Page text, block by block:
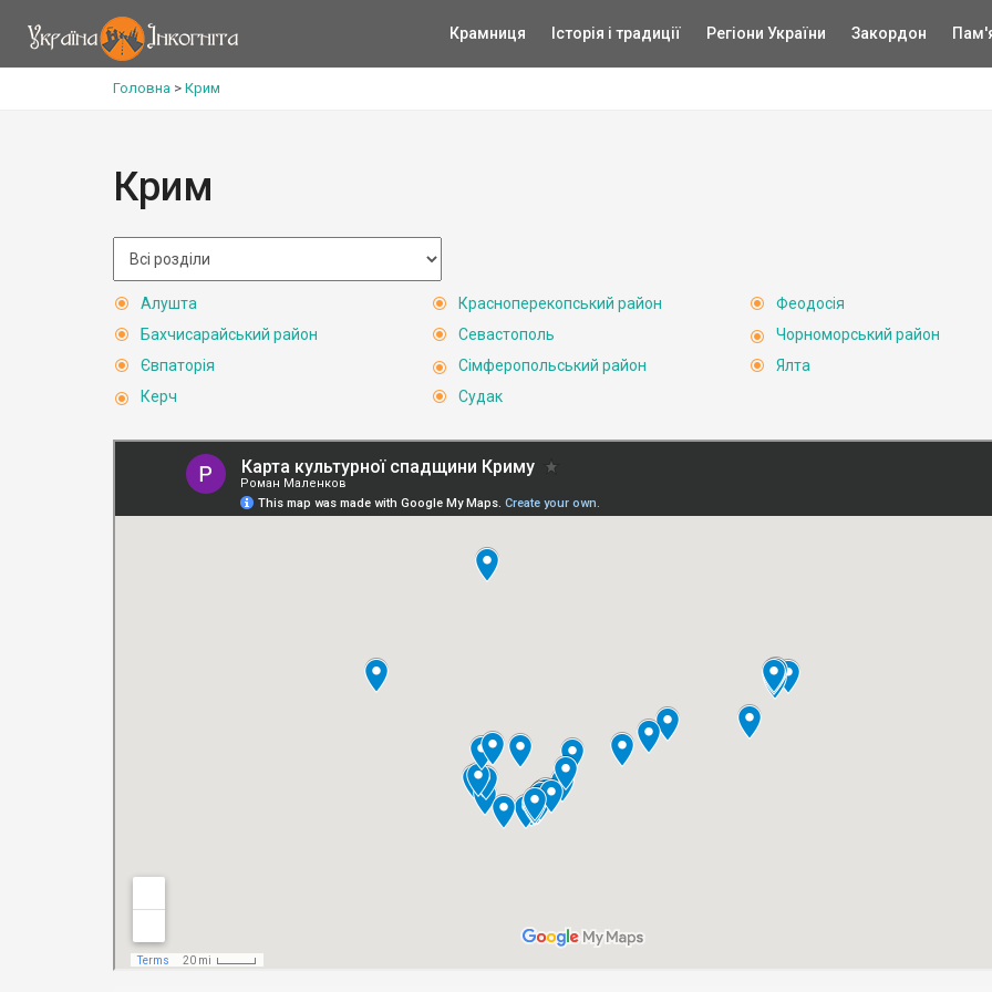
Крамниця Історія і традиції Регіони України Закордон
Головна > Крим
Крим
Алушта
Бахчисарайський район
Євпаторія
Керч
Красноперекопський район
Севастополь
Сімферопольський район
Судак
Феодосія
Чорноморський район
Ялта